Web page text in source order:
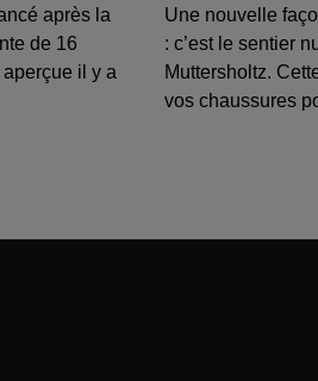
après la
de 16
il y a
Une nouvelle
: c’est le sentier
Muttersholtz.
vos chaussures